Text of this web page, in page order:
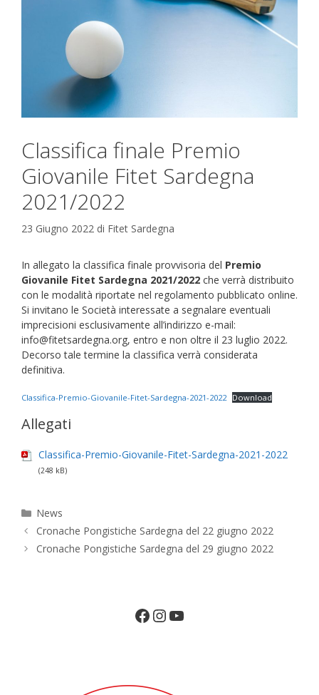
Classifica finale Premio
Giovanile Fitet Sardegna
2021/2022
23 Giugno 2022 di Fitet Sardegna
In allegato la classifica finale provvisoria del Premio
Giovanile Fitet Sardegna 2021/2022 che verrà distribuito
con le modalità riportate nel regolamento pubblicato online.
Si invitano le Società interessate a segnalare eventuali
imprecisioni esclusivamente all’indirizzo e-mail:
info@fitetsardegna.org, entro e non oltre il 23 luglio 2022.
Decorso tale termine la classifica verrà considerata
definitiva.
Classifica-Premio-Giovanile-Fitet-Sardegna-2021-2022 Download
Allegati
Classifica-Premio-Giovanile-Fitet-Sardegna-2021-2022
(248 kB)
Categorie
News
Cronache Pongistiche Sardegna del 22 giugno 2022
Cronache Pongistiche Sardegna del 29 giugno 2022
Facebook
Instagram
YouTube